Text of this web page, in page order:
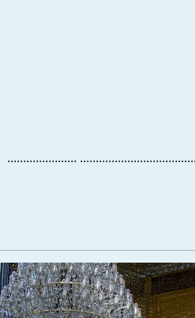
..................................................